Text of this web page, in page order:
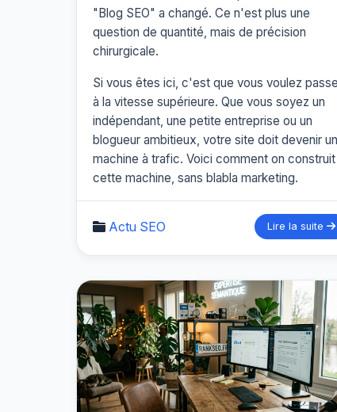
"Blog SEO" a changé. Ce n'est plus une
question de quantité, mais de précision
chirurgicale.
Si vous êtes ici, c'est que vous voulez
à la vitesse supérieure. Que vous soyez un
indépendant, une petite entreprise ou un
blogueur ambitieux, votre site doit devenir
machine à trafic. Voici comment on construit
cette machine, sans blabla marketing.
Actu SEO Lire la suite